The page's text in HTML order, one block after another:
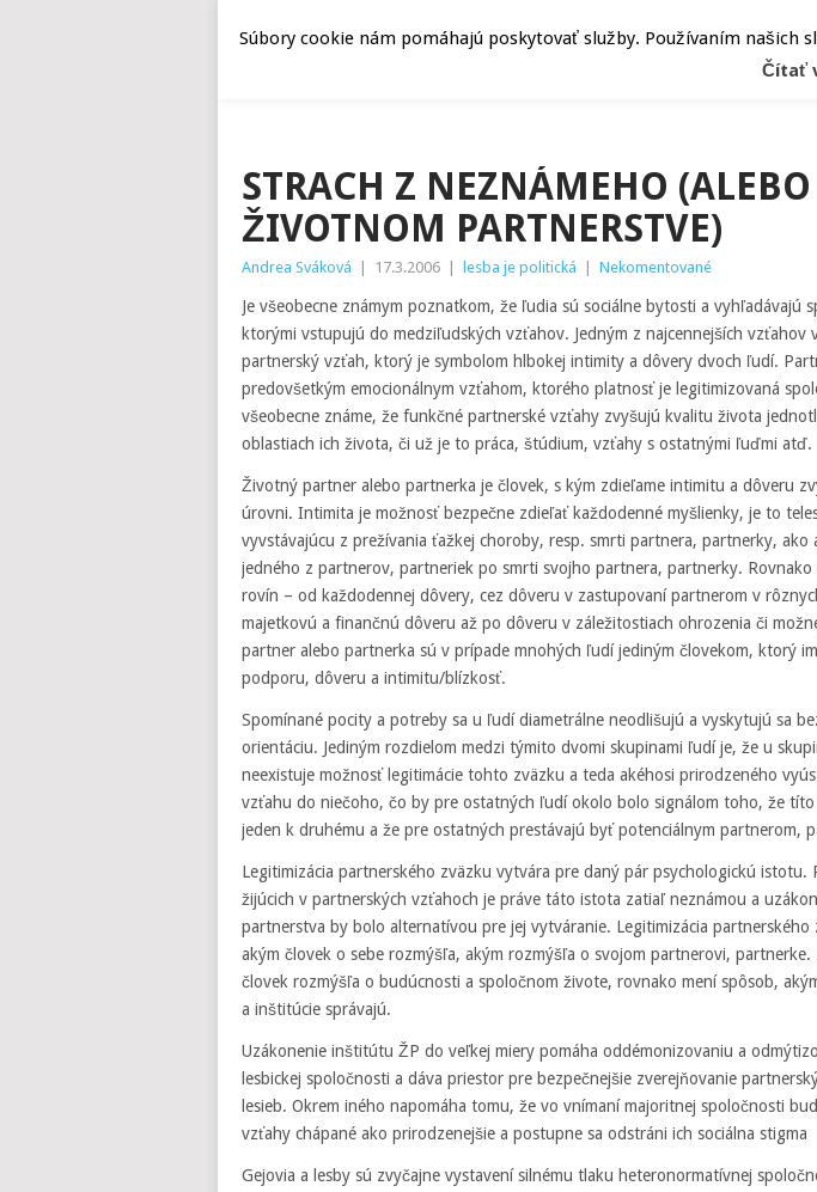
ČLÁNKY
STRACH Z NEZNÁMEHO
ŽIVOTNOM PARTNERSTVE)
Andrea Sváková 17.3.2006 lesba je politická Nekomentované
Je všeobecne známym poznatkom, že ľudia sú sociálne bytosti a vyhľadávajú
ktorými vstupujú do medziľudských vzťahov. Jedným z najcennejších vzťahov
partnerský vzťah, ktorý je symbolom hlbokej intimity a dôvery dvoch ľudí.
predovšetkým emocionálnym vzťahom, ktorého platnosť je legitimizovaná
všeobecne známe, že funkčné partnerské vzťahy zvyšujú kvalitu života
oblastiach ich života, či už je to práca, štúdium, vzťahy s ostatnými ľuďmi atď.
Životný partner alebo partnerka je človek, s kým zdieľame intimitu a dôveru
úrovni. Intimita je možnosť bezpečne zdieľať každodenné myšlienky, je to
vyvstávajúcu z prežívania ťažkej choroby, resp. smrti partnera, partnerky, ako
jedného z partnerov, partneriek po smrti svojho partnera, partnerky. Rovnako
rovín – od každodennej dôvery, cez dôveru v zastupovaní partnerom v
majetkovú a finančnú dôveru až po dôveru v záležitostiach ohrozenia či
partner alebo partnerka sú v prípade mnohých ľudí jediným človekom, ktorý
podporu, dôveru a intimitu/blízkosť.
Spomínané pocity a potreby sa u ľudí diametrálne neodlišujú a vyskytujú sa
orientáciu. Jediným rozdielom medzi týmito dvomi skupinami ľudí je, že u
neexistuje možnosť legitimácie tohto zväzku a teda akéhosi prirodzeného
vzťahu do niečoho, čo by pre ostatných ľudí okolo bolo signálom toho, že
jeden k druhému a že pre ostatných prestávajú byť potenciálnym partnerom,
Legitimizácia partnerského zväzku vytvára pre daný pár psychologickú istotu.
žijúcich v partnerských vzťahoch je práve táto istota zatiaľ neznámou a
partnerstva by bolo alternatívou pre jej vytváranie. Legitimizácia partnerského
akým človek o sebe rozmýšľa, akým rozmýšľa o svojom partnerovi, partnerke.
človek rozmýšľa o budúcnosti a spoločnom živote, rovnako mení spôsob,
a inštitúcie správajú.
Uzákonenie inštitútu ŽP do veľkej miery pomáha oddémonizovaniu a
lesbickej spoločnosti a dáva priestor pre bezpečnejšie zverejňovanie
lesieb. Okrem iného napomáha tomu, že vo vnímaní majoritnej spoločnosti
vzťahy chápané ako prirodzenejšie a postupne sa odstráni ich sociálna stigma
Gejovia a lesby sú zvyčajne vystavení silnému tlaku heteronormatívnej
Súbory cookie nám pomáhajú poskytovať služby. Používaním našich
Čítať